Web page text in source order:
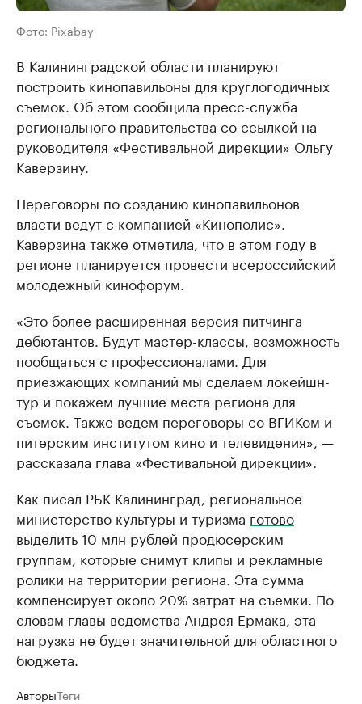
Фото: Pixabay
В Калининградской области планируют
построить кинопавильоны для круглогодичных
съемок. Об этом сообщила пресс-служба
регионального правительства со ссылкой на
руководителя «Фестивальной дирекции» Ольгу
Каверзину.
Переговоры по созданию кинопавильонов
власти ведут с компанией «Кинополис».
Каверзина также отметила, что в этом году в
регионе планируется провести всероссийский
молодежный кинофорум.
«Это более расширенная версия питчинга
дебютантов. Будут мастер-классы, возможность
пообщаться с профессионалами. Для
приезжающих компаний мы сделаем локейшн-
тур и покажем лучшие места региона для
съемок. Также ведем переговоры со ВГИКом и
питерским институтом кино и телевидения», —
рассказала глава «Фестивальной дирекции».
Как писал РБК Калининград, региональное
министерство культуры и туризма готово
выделить10 млн рублей продюсерским
группам, которые снимут клипы и рекламные
ролики на территории региона. Эта сумма
компенсирует около 20% затрат на съемки. По
словам главы ведомства Андрея Ермака, эта
нагрузка не будет значительной для областного
бюджета.
АвторыТеги